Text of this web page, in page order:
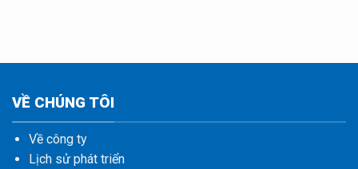
VỀ CHÚNG TÔI
Về công ty
Lịch sử phát triển